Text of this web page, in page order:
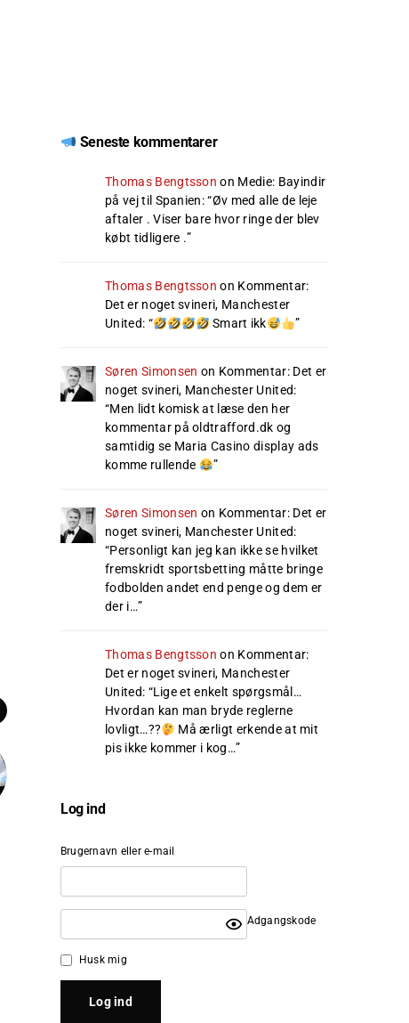
Seneste kommentarer
Thomas Bengtsson on Medie: Bayindir
på vej til Spanien: “Øv med alle de leje
aftaler . Viser bare hvor ringe der blev
købt tidligere .”
Thomas Bengtsson on Kommentar:
Det er noget svineri, Manchester
United: “ Smart ikk ”
Søren Simonsen on Kommentar: Det er
noget svineri, Manchester United:
“Men lidt komisk at læse den her
kommentar på oldtrafford.dk og
samtidig se Maria Casino display ads
komme rullende
”
Søren Simonsen on Kommentar: Det er
noget svineri, Manchester United:
“Personligt kan jeg kan ikke se hvilket
fremskridt sportsbetting måtte bringe
fodbolden andet end penge og dem er
der i…”
Thomas Bengtsson on Kommentar:
Det er noget svineri, Manchester
United: “Lige et enkelt spørgsmål…
Hvordan kan man bryde reglerne
lovligt…??
Må ærligt erkende at mit
pis ikke kommer i kog…”
Log ind
Brugernavn eller e-mail
Adgangskode
Husk mig